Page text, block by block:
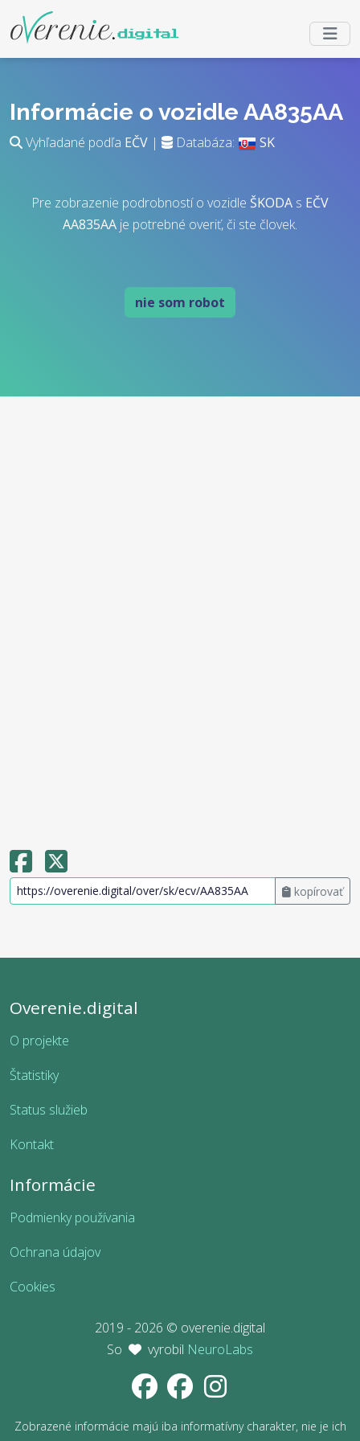
Informácie o vozidle AA835AA
Vyhľadané podľa EČV | Databáza: SK
Pre zobrazenie podrobností o vozidle ŠKODA s EČV
AA835AA je potrebné overiť, či ste človek.
nie som robot
kopírovať
Overenie.digital
O projekte
Štatistiky
Status služieb
Kontakt
Informácie
Podmienky používania
Ochrana údajov
Cookies
2019 - 2026 © overenie.digital
So
vyrobil NeuroLabs
Zobrazené informácie majú iba informatívny charakter, nie je ich